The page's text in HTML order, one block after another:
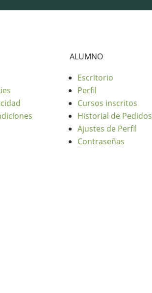
ALUMNO
Escritorio
Perfil
Cursos inscritos
Historial de Pedidos
Ajustes de Perfil
Contraseñas